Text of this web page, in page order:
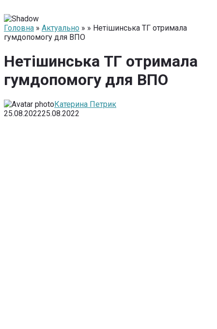
Головна » Актуально » » Нетішинська ТГ отримала
гумдопомогу для ВПО
Нетішинська ТГ отримала
гумдопомогу для ВПО
Катерина Петрик
25.08.202225.08.2022